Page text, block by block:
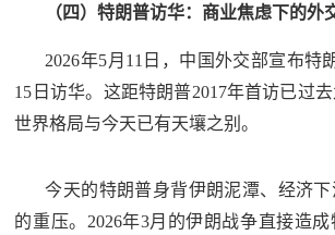
（四）特朗普访华：商业焦虑下的外
2026年5月11日，中国外交部宣布特
15日访华。这距特朗普2017年首访已过
世界格局与今天已有天壤之别。
今天的特朗普身背伊朗泥潭、经济
的重压。2026年3月的伊朗战争直接造